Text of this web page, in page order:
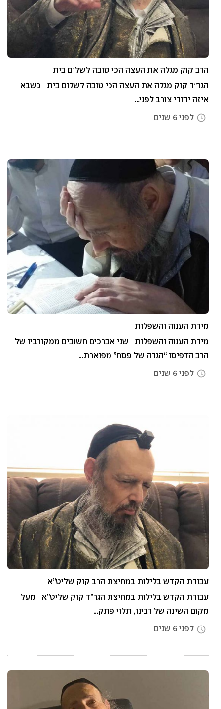
הרב קוק מגלה את העצה הכי טובה לשלום בית
הגר”ד קוק מגלה את העצה הכי טובה לשלום בית כשבא
איזה יהודי צורב לפני…
access_time לפני 6 שנים
מידת הענוה והשפלות
מידת הענוה והשפלות שני אברכים חשובים ממקורביו של
הרב הדפיסו “הגדה של פסח” מפוארת…
access_time לפני 6 שנים
עבודת הקדש בלילות במחיצת הרב קוק שליט”א
עבודת הקדש בלילות במחיצת הגר”ד קוק שליט”א מעל
מקום השינה של רבינו, תלוי פתק…
access_time לפני 6 שנים